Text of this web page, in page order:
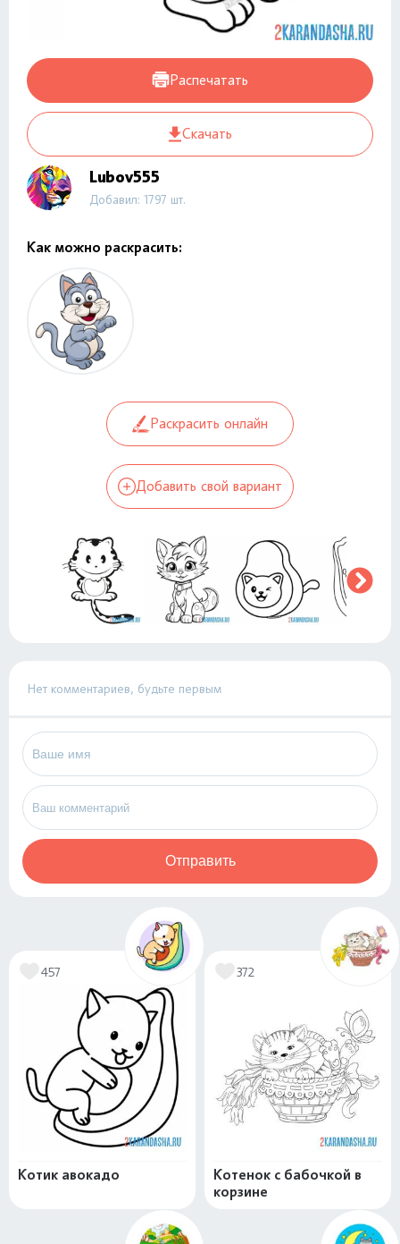
Распечатать
Скачать
Lubov555
Добавил: 1797 шт.
Как можно раскрасить:
Раскрасить онлайн
Добавить свой вариант
Нет комментариев, будьте первым
Отправить
457
Котик авокадо
372
Котенок с бабочкой в
корзине